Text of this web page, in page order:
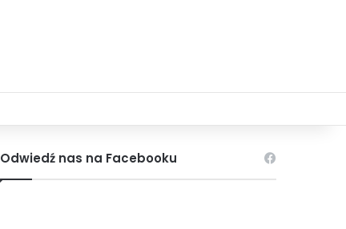
Odwiedź nas na Facebooku